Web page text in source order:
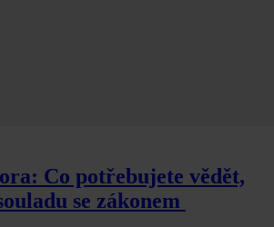
Co potřebujete vědět,
se zákonem